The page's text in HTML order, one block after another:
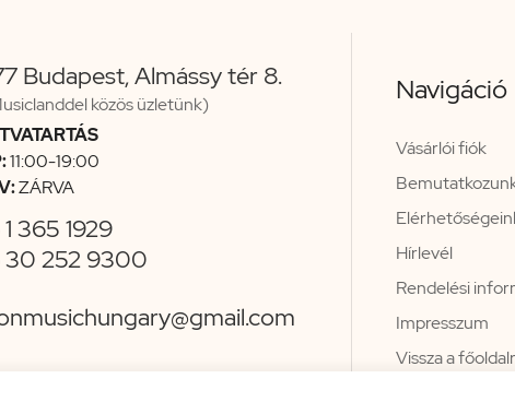
Budapest, Almássy tér 8.
közös üzletünk)
11:00-19:00
ZÁRVA
365 1929
252 9300
Navigáció
Vásárlói fiók
Hírlevél
Rendelési
Impresszum
Vissza a